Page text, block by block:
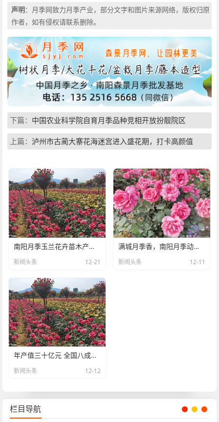
声明：月季网致力月季产业，部分文字和图片来源网络，版权归原
作者，如有侵权请联系删除。
下篇： 中国农业科学院自育月季品种竞相开放扮靓院区
上篇： 泸州市古蔺大寨花海迷宫进入盛花期，打卡高颜值
南阳月季玉兰花卉苗木产业发展状况调查
新闻头条 12-21
满城月季香，南阳月季动了花心思
新闻头条 12-11
年产值三十亿元 全国八成月季来自南阳
新闻头条 12-12
栏目导航